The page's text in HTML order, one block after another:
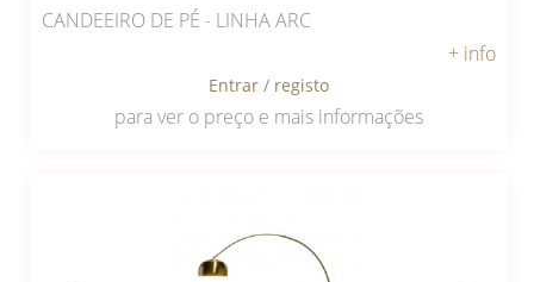
CANDEEIRO DE PÉ - LINHA ARC
+ info
Entrar / registo
para ver o preço e mais informações